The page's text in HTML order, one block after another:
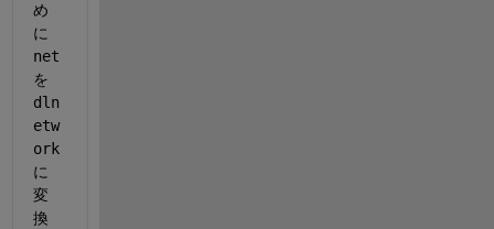
め
に
net
を
dln
etw
ork
に
変
換